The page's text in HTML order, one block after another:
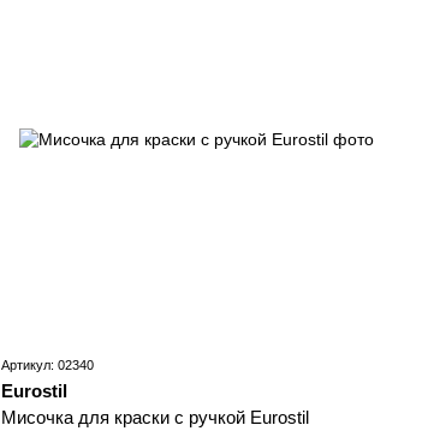
Артикул: 02340
Eurostil
Мисочка для краски с ручкой Eurostil